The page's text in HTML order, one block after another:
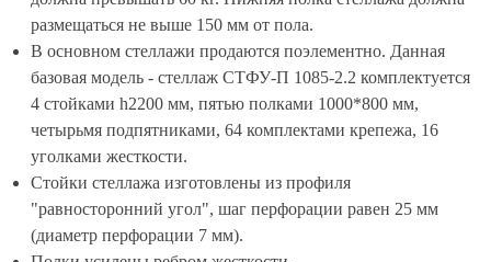
размещаться не выше 150 мм от пола.
В основном стеллажи продаются поэлементно. Данная
базовая модель - стеллаж СТФУ-П 1085-2.2 комплектуется
4 стойками h2200 мм, пятью полками 1000*800 мм,
четырьмя подпятниками, 64 комплектами крепежа, 16
уголками жесткости.
Стойки стеллажа изготовлены из профиля
"равносторонний угол", шаг перфорации равен 25 мм
(диаметр перфорации 7 мм).